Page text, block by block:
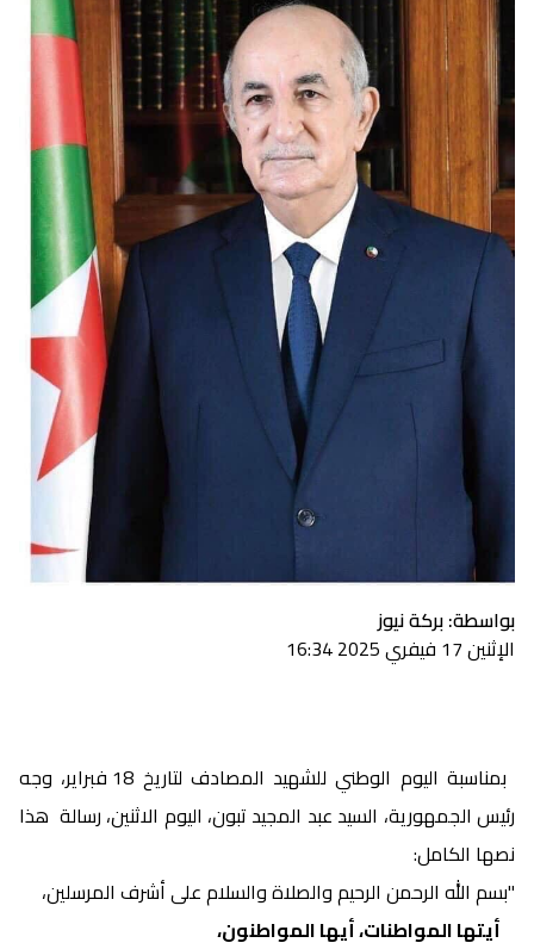
بواسطة: بركة نيوز
الإثنين 17 فيفري 2025 16:34
بمناسبة اليوم الوطني للشهيد المصادف لتاريخ 18 فبراير، وجه
رئيس الجمهورية، السيد عبد المجيد تبون، اليوم الاثنين، رسالة هذا
نصها الكامل:
"بسم الله الرحمن الرحيم والصلاة والسلام على أشرف المرسلين،
أيتها المواطنات، أيها المواطنون،